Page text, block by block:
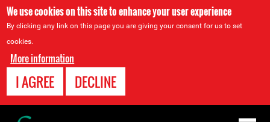
We use cookies on this site to enhance your user experience
By clicking any link on this page you are giving your consent for us to set
cookies.
More information
I AGREE DECLINE
Back